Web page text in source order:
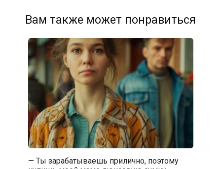
Вам также может понравиться
— Ты зарабатываешь прилично, поэтому